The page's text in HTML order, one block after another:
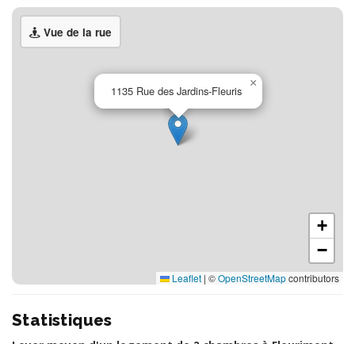
Vue de la rue
1135 Rue des Jardins-Fleuris
×
+
−
Leaflet | ©OpenStreetMapcontributors
Statistiques